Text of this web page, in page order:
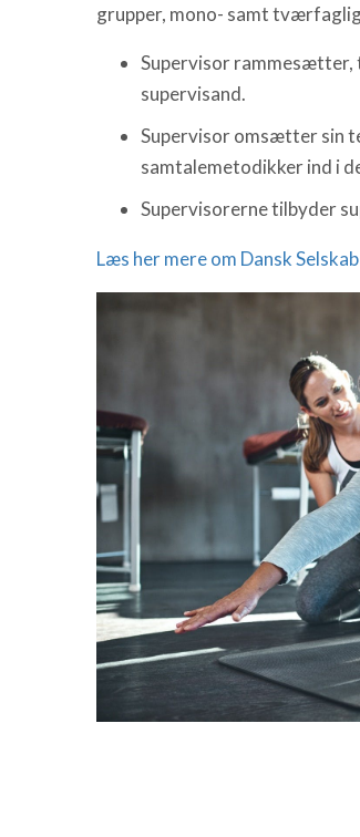
grupper, mono- samt
Supervisor
supervisand.
Supervisor omsætter sin
samtalemetodikker ind i
Supervisorerne tilbyder
Læs her mere om Dansk